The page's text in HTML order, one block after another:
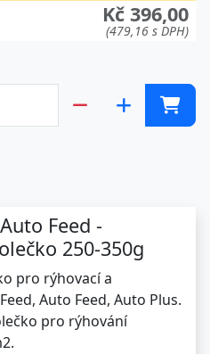
Kč 396,00
(479,16 s DPH)
Feed -
250-350g
pro rýhovací a
Auto Feed, Auto Plus.
pro rýhování